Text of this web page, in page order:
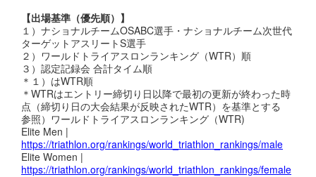
【出場基準（優先順）】
１）ナショナルチームOSABC選手・ナショナルチーム次世代
ターゲットアスリートS選手
２）ワールドトライアスロンランキング（WTR）順
３）認定記録会 合計タイム順
＊１）はWTR順
＊WTRはエントリー締切り日以降で最初の更新が終わった時
点（締切り日の大会結果が反映されたWTR）を基準とする
参照）ワールドトライアスロンランキング（WTR)
Elite Men |
https://triathlon.org/rankings/world_triathlon_rankings/male
Elite Women |
https://triathlon.org/rankings/world_triathlon_rankings/female